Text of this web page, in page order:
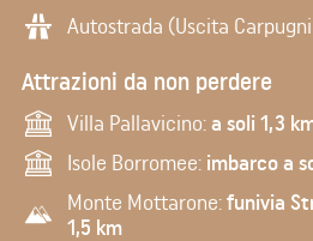
Autostrada (Uscita
Attrazioni da non perdere
Villa Pallavicino:a soli 1,3
Isole Borromee: imbarco a
Monte Mottarone:funivia
1,5 km